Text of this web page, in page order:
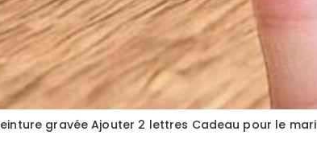
gravée Ajouter 2 lettres Cadeau pour le mari